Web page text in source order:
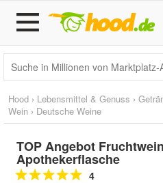
Hood › Lebensmittel & Genuss ›
Wein › Deutsche Weine
TOP Angebot
Apothekerflasche
4